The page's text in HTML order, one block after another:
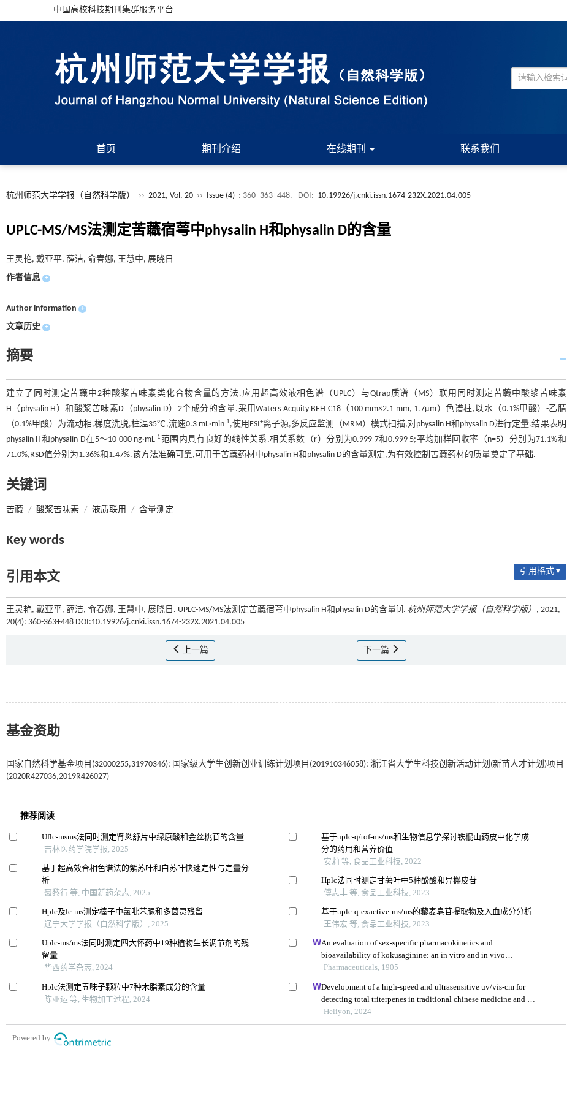
中国高校科技期刊集群服务平台
首页 期刊介绍 在线期刊 联系我们
杭州师范大学学报（自然科学版） ›› 2021, Vol. 20 ›› Issue (4) : 360 -363+448. DOI: 10.19926/j.cnki.issn.1674-232X.2021.04.005
UPLC-MS/MS法测定苦蘵宿萼中physalin H和physalin D的含量
王灵艳, 戴亚平, 薛洁, 俞春娜, 王慧中, 展晓日
作者信息 +
Author information +
文章历史 +
摘要
建立了同时测定苦蘵中2种酸浆苦味素类化合物含量的方法.应用超高效液相色谱（UPLC）与Qtrap质谱（MS）联用同时测定苦蘵中酸浆苦味素
H（physalin H）和酸浆苦味素D（physalin D）2个成分的含量.采用Waters Acquity BEH C18（100 mm×2.1 mm, 1.7μm）色谱柱,以水（0.1%甲酸）-乙腈
（0.1%甲酸）为流动相,梯度洗脱,柱温35℃,流速0.3 mL·min-1,使用ESI+离子源,多反应监测（MRM）模式扫描,对physalin H和physalin D进行定量.结果表明
physalin H和physalin D在5～10 000 ng·mL-1 范围内具有良好的线性关系,相关系数（r）分别为0.999 7和0.999 5;平均加样回收率（n=5）分别为71.1%和
71.0%,RSD值分别为1.36%和1.47%.该方法准确可靠,可用于苦蘵药材中physalin H和physalin D的含量测定,为有效控制苦蘵药材的质量奠定了基础.
关键词
苦蘵 / 酸浆苦味素 / 液质联用 / 含量测定
Key words
引用本文 引用格式 ▾
王灵艳, 戴亚平, 薛洁, 俞春娜, 王慧中, 展晓日. UPLC-MS/MS法测定苦蘵宿萼中physalin H和physalin D的含量[J]. 杭州师范大学学报（自然科学版） , 2021,
20(4): 360-363+448 DOI:10.19926/j.cnki.issn.1674-232X.2021.04.005
上一篇 下一篇
基金资助
国家自然科学基金项目(32000255,31970346); 国家级大学生创新创业训练计划项目(201910346058); 浙江省大学生科技创新活动计划(新苗人才计划)项目
(2020R427036,2019R426027)